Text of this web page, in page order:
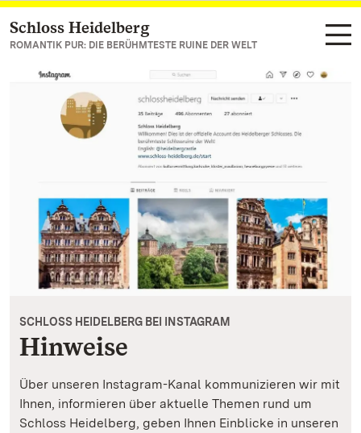
Zum Hauptinhalt springen
Schloss Heidelberg
ROMANTIK PUR: DIE BERÜHMTESTE RUINE DER WELT
SCHLOSS HEIDELBERG BEI INSTAGRAM
Hinweise
Über unseren Instagram-Kanal kommunizieren wir mit
Ihnen, informieren über aktuelle Themen rund um
Schloss Heidelberg, geben Ihnen Einblicke in unseren